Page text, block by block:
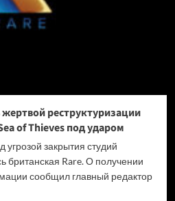
реструктуризации
of Thieves под ударом
угрозой закрытия студий
британская Rare. О получении
сообщил главный редактор